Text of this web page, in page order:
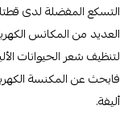
التسكع المفضلة لدى
العديد من المكانس
لتنظيف شعر الحيوانات
فابحث عن المكنسة
أليفة.